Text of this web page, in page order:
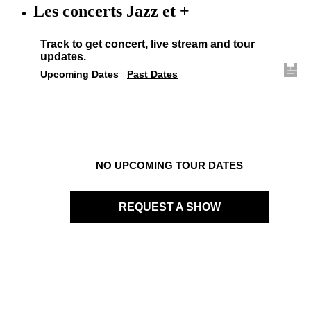
Les concerts Jazz et +
Track to get concert, live stream and tour
updates.
Upcoming Dates Past Dates
NO UPCOMING TOUR DATES
REQUEST A SHOW